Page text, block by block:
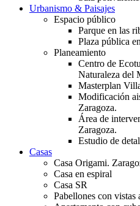
Urbanismo & Paisajes
Espacio público
Parque en las
Plaza pública
Planeamiento
Centro de
Naturaleza del
Masterplan
Modificación
Zaragoza.
Área de
Zaragoza.
Estudio de
Casas
Casa Origami.
Casa en espiral
Casa SR
Pabellones con vistas